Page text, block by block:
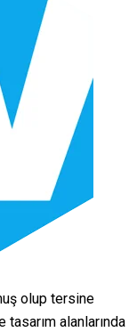
olup tersine
alanlarında